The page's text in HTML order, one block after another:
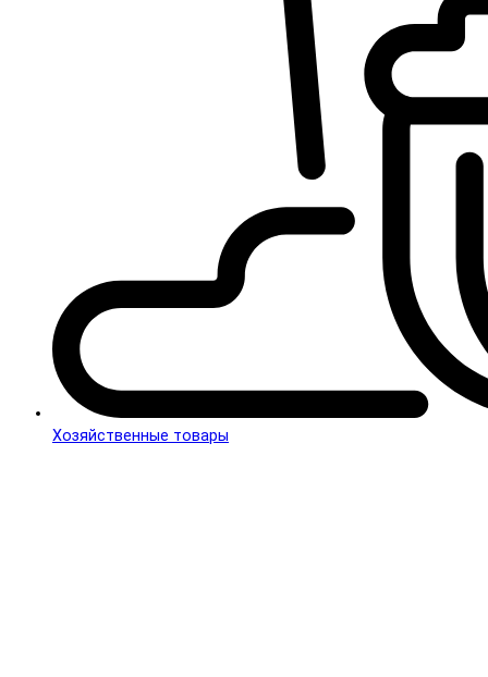
Хозяйственные товары